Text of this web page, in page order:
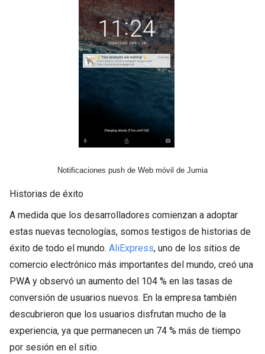
Notificaciones push de Web móvil de Jumia
Historias de éxito
A medida que los desarrolladores comienzan a adoptar
estas nuevas tecnologías, somos testigos de historias de
éxito de todo el mundo. AliExpress, uno de los sitios de
comercio electrónico más importantes del mundo, creó una
PWA y observó un aumento del 104 % en las tasas de
conversión de usuarios nuevos. En la empresa también
descubrieron que los usuarios disfrutan mucho de la
experiencia, ya que permanecen un 74 % más de tiempo
por sesión en el sitio.